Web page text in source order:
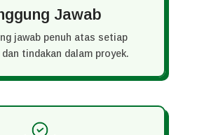
Jawab
jawab penuh atas setiap
tindakan dalam proyek.